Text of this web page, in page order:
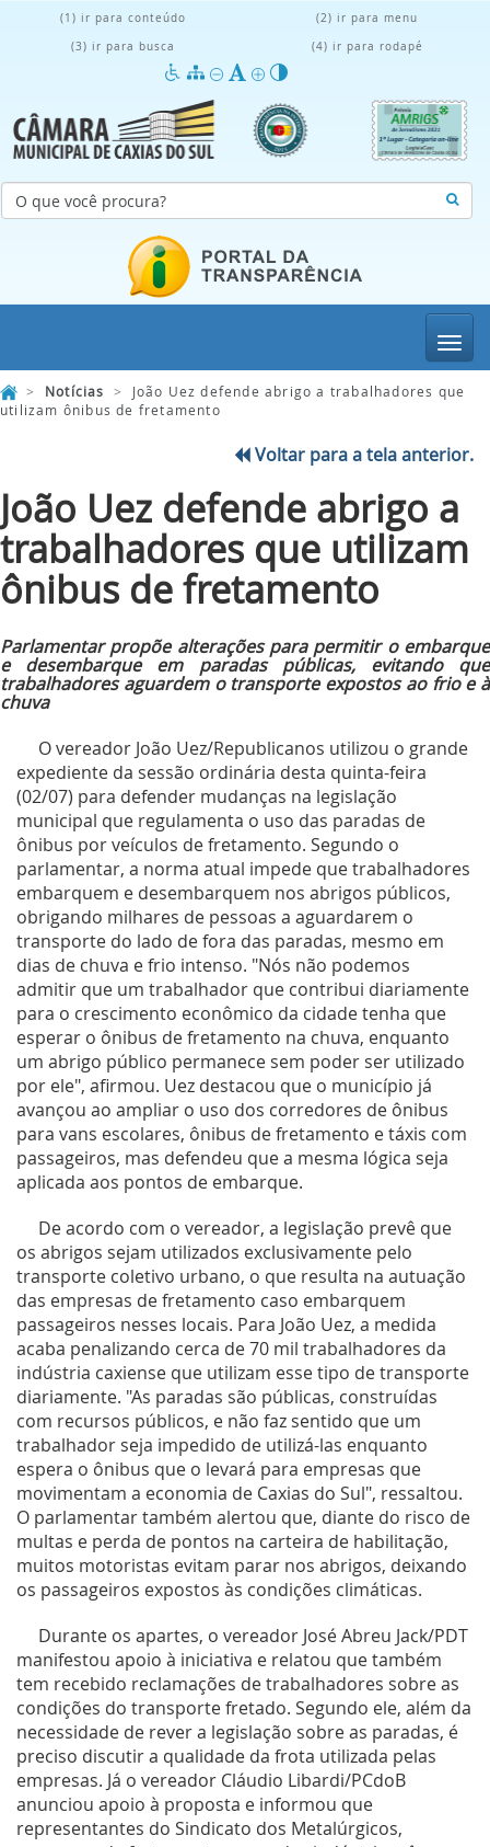
(1) ir para conteúdo
(2) ir para menu
(3) ir para busca
(4) ir para rodapé
> Notícias > João Uez defende abrigo a trabalhadores que
utilizam ônibus de fretamento
Voltar para a tela anterior.
João Uez defende abrigo a
trabalhadores que utilizam
ônibus de fretamento
Parlamentar propõe alterações para permitir o embarque
e desembarque em paradas públicas, evitando que
trabalhadores aguardem o transporte expostos ao frio e à
chuva
O vereador João Uez/Republicanos utilizou o grande
expediente da sessão ordinária desta quinta-feira
(02/07) para defender mudanças na legislação
municipal que regulamenta o uso das paradas de
ônibus por veículos de fretamento. Segundo o
parlamentar, a norma atual impede que trabalhadores
embarquem e desembarquem nos abrigos públicos,
obrigando milhares de pessoas a aguardarem o
transporte do lado de fora das paradas, mesmo em
dias de chuva e frio intenso. "Nós não podemos
admitir que um trabalhador que contribui diariamente
para o crescimento econômico da cidade tenha que
esperar o ônibus de fretamento na chuva, enquanto
um abrigo público permanece sem poder ser utilizado
por ele", afirmou. Uez destacou que o município já
avançou ao ampliar o uso dos corredores de ônibus
para vans escolares, ônibus de fretamento e táxis com
passageiros, mas defendeu que a mesma lógica seja
aplicada aos pontos de embarque.
De acordo com o vereador, a legislação prevê que
os abrigos sejam utilizados exclusivamente pelo
transporte coletivo urbano, o que resulta na autuação
das empresas de fretamento caso embarquem
passageiros nesses locais. Para João Uez, a medida
acaba penalizando cerca de 70 mil trabalhadores da
indústria caxiense que utilizam esse tipo de transporte
diariamente. "As paradas são públicas, construídas
com recursos públicos, e não faz sentido que um
trabalhador seja impedido de utilizá-las enquanto
espera o ônibus que o levará para empresas que
movimentam a economia de Caxias do Sul", ressaltou.
O parlamentar também alertou que, diante do risco de
multas e perda de pontos na carteira de habilitação,
muitos motoristas evitam parar nos abrigos, deixando
os passageiros expostos às condições climáticas.
Durante os apartes, o vereador José Abreu Jack/PDT
manifestou apoio à iniciativa e relatou que também
tem recebido reclamações de trabalhadores sobre as
condições do transporte fretado. Segundo ele, além da
necessidade de rever a legislação sobre as paradas, é
preciso discutir a qualidade da frota utilizada pelas
empresas. Já o vereador Cláudio Libardi/PCdoB
anunciou apoio à proposta e informou que
representantes do Sindicato dos Metalúrgicos,